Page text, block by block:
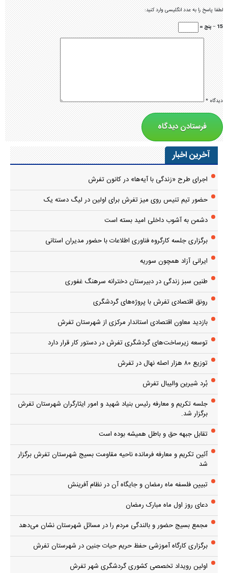
لطفا پاسخ را به عدد انگلیسی وارد کنید:
15 − پنج =
دیدگاه*
آخرین اخبار
اجرای طرح «زندگی با آیه‌ها» در کانون تفرش
حضور تیم تنیس روی میز تفرش برای اولین در لیگ دسته یک
دشمن به آشوب داخلی امید بسته است
برگزاری جلسه کارگروه فناوری اطلاعات با حضور مدیران استانی
ایرانی آزاد همچون سوریه
طنین سبز زندگی در دبیرستان دخترانه سرهنگ غفوری
رونق اقتصادی تفرش با پروژه‌های گردشگری
بازدید معاون اقتصادی استاندار مرکزی از شهرستان تفرش
توسعه زیرساخت‌های گردشگری تفرش در دستور کار قرار دارد
توزیع ۸۰ هزار اصله نهال در تفرش
بُرد شیرین والیبال تفرش
جلسه تکریم و معارفه رئیس بنیاد شهید و امور ایثارگران شهرستان تفرش
برگزار شد.
تقابل جبهه حق و باطل همیشه بوده است
آئین تکریم و معارفه فرمانده ناحیه مقاومت بسیج شهرستان تفرش برگزار
شد
تبیین فلسفه ماه رمضان و جایگاه آن در نظام آفرینش
دعای روز اول ماه مبارک رمضان
مجمع بسیج حضور و بالندگی مردم را در مسائل شهرستان نشان می‌دهد
برگزاری کارگاه آموزشی حفظ حریم حیات جنین در شهرستان تفرش
اولین رویداد تخصصی کشوری گردشگری شهر تفرش